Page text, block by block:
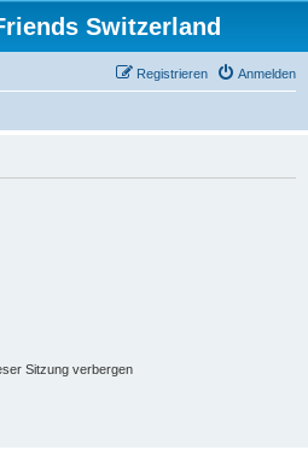
Switzerland
Anmelden
Registrieren
Sitzung verbergen